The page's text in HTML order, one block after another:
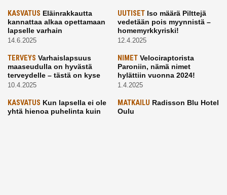
KASVATUS Eläinrakkautta
kannattaa alkaa opettamaan
lapselle varhain
14.6.2025
UUTISETIso määrä Pilttejä
vedetään pois myynnistä –
homemyrkkyriski!
12.4.2025
TERVEYS Varhaislapsuus
maaseudulla on hyvästä
terveydelle – tästä on kyse
10.4.2025
NIMETVelociraptorista
Paroniin, nämä nimet
hylättiin vuonna 2024!
1.4.2025
KASVATUS Kun lapsella ei ole
yhtä hienoa puhelinta kuin
MATKAILU Radisson Blu Hotel
Oulu